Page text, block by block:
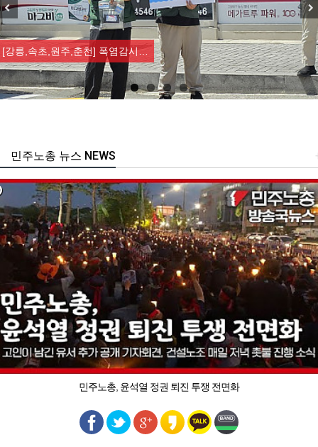
[강릉,속초,원주,춘천] 폭염감시…
주노총 뉴스 NEWS
민주노총, 윤석열 정권 퇴진 투쟁 전면화